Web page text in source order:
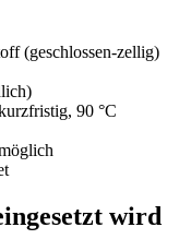
(geschlossen-zellig)
90 °C
wird